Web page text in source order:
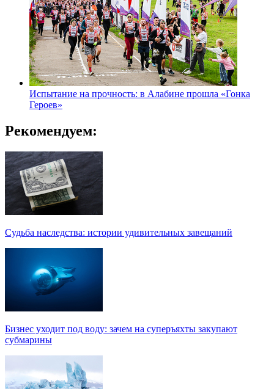
Испытание на прочность: в Алабине прошла «Гонка
Героев»
Рекомендуем:
Судьба наследства: истории удивительных завещаний
Бизнес уходит под воду: зачем на суперъяхты закупают
субмарины